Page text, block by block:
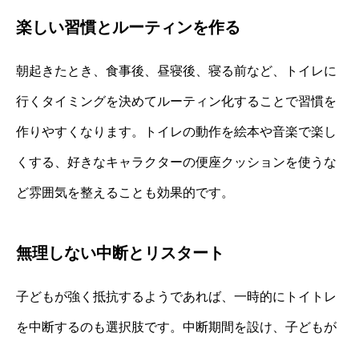
楽しい習慣とルーティンを作る
朝起きたとき、食事後、昼寝後、寝る前など、トイレに
行くタイミングを決めてルーティン化することで習慣を
作りやすくなります。トイレの動作を絵本や音楽で楽し
くする、好きなキャラクターの便座クッションを使うな
ど雰囲気を整えることも効果的です。
無理しない中断とリスタート
子どもが強く抵抗するようであれば、一時的にトイトレ
を中断するのも選択肢です。中断期間を設け、子どもが